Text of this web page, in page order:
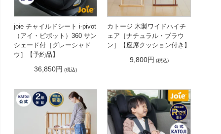
joie チャイルドシート i-pivot
（アイ・ピボット）360 サン
シェード付［グレーシャド
ウ］【予約品】
36,850円 (税込)
カトージ 木製ワイドハイチ
ェア［ナチュラル・ブラウ
ン］【座席クッション付き】
9,800円 (税込)